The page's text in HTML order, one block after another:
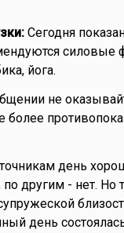
Сегодня
силовые
йога.
не
более
день
другим - нет. Но
день